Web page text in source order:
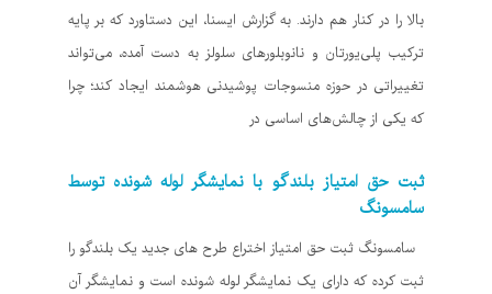
بالا را در کنار هم دارند. به گزارش ایسنا، این دستاورد که بر پایه
ترکیب پلی‌یورتان و نانوبلورهای سلولز به دست آمده، می‌تواند
تغییراتی در حوزه منسوجات پوشیدنی هوشمند ایجاد کند؛ چرا
که یکی از چالش‌های اساسی در
ثبت حق امتیاز بلندگو با نمایشگر لوله شونده توسط
سامسونگ
سامسونگ ثبت حق امتیاز اختراع طرح های جدید یک بلندگو را
ثبت کرده که دارای یک نمایشگر لوله شونده است و نمایشگر آن